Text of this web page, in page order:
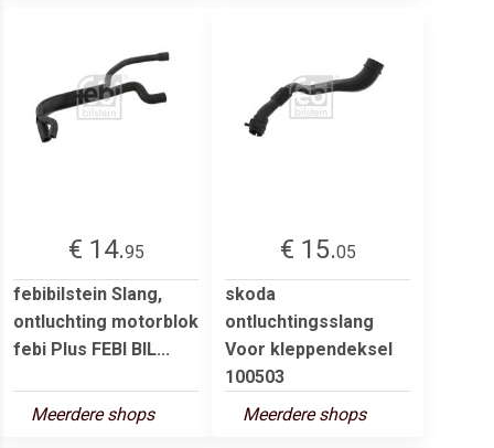
€ 14.95
febibilstein Slang,
ontluchting motorblok
febi Plus FEBI BIL...
Meerdere shops
€ 15.05
skoda
ontluchtingsslang
Voor kleppendeksel
100503
Meerdere shops